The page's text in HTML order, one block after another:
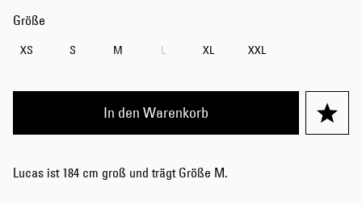
Größe
XS S M L XL XXL
In den Warenkorb
Lucas ist 184 cm groß und trägt Größe M.